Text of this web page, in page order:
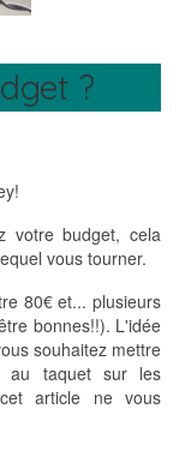
?
votre budget, cela
vous tourner.
80€ et... plusieurs
bonnes!!). L'idée
souhaitez mettre
au taquet sur les
article ne vous